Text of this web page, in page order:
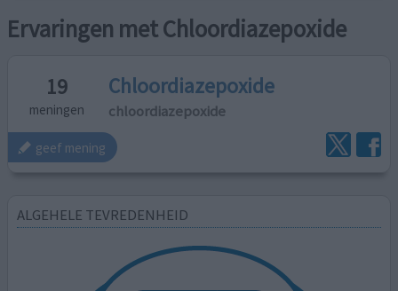
Ervaringen met Chloordiazepoxide
19
meningen
Chloordiazepoxide
chloordiazepoxide
geef mening
ALGEHELE TEVREDENHEID